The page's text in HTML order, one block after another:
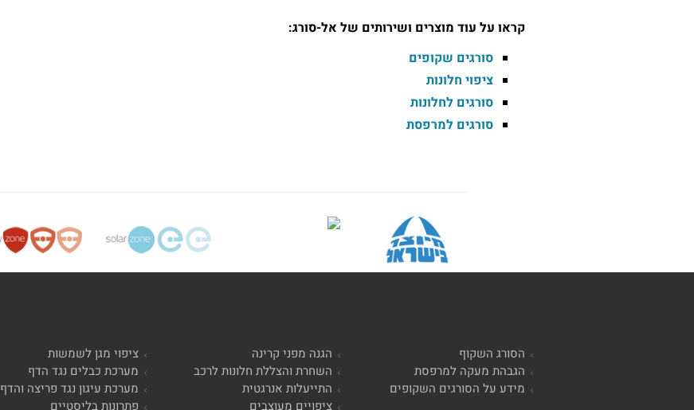
קראו על עוד מוצרים ושירותים של אל-סורג:
סורגים שקופים
ציפוי חלונות
סורגים לחלונות
סורגים למרפסת
הסורג השקוף
הגבהת מעקה למרפסת
מידע על הסורגים השקופים
הגנה מפני קרינה
השחרת והצללת חלונות לרכב
התייעלות אנרגטית
ציפויים מעוצבים
ציפוי מגן לשמשות
מערכת כבלים נגד הדף
מערכת עיגון נגד פריצה והדף
פתרונות בליסטיים